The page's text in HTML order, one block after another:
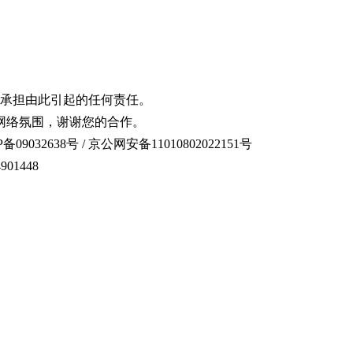
担由此引起的任何责任。
氛围，谢谢您的合作。
09032638号 / 京公网安备11010802022151号